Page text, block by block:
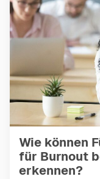
Wie können
für Burnout
erkennen?